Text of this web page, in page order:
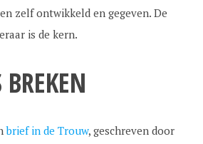
zelf ontwikkeld en gegeven. De
is de kern.
brief in de Trouw, geschreven door